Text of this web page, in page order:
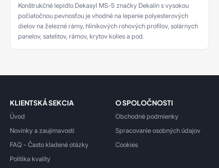
Konštrukčné lepidlo Dekasyl MS-5 značky Dekalin s vysokou
počiatočnou pevnosťou je vhodné na lepenie polyesterových
dielov na železné rámy, hliníkových rohových profilov, solárnych
panelov, satelitov, rámov, krytov kolies a pod.
KLIENTSKÁ SEKCIA
Úvod
Novinky a zaujímavosti
FAQ - Často kladené otázky
Politika kvality
O SPOLOČNOSTI
Obchodné podmienky
Spracovanie osobných údajov
Cookies